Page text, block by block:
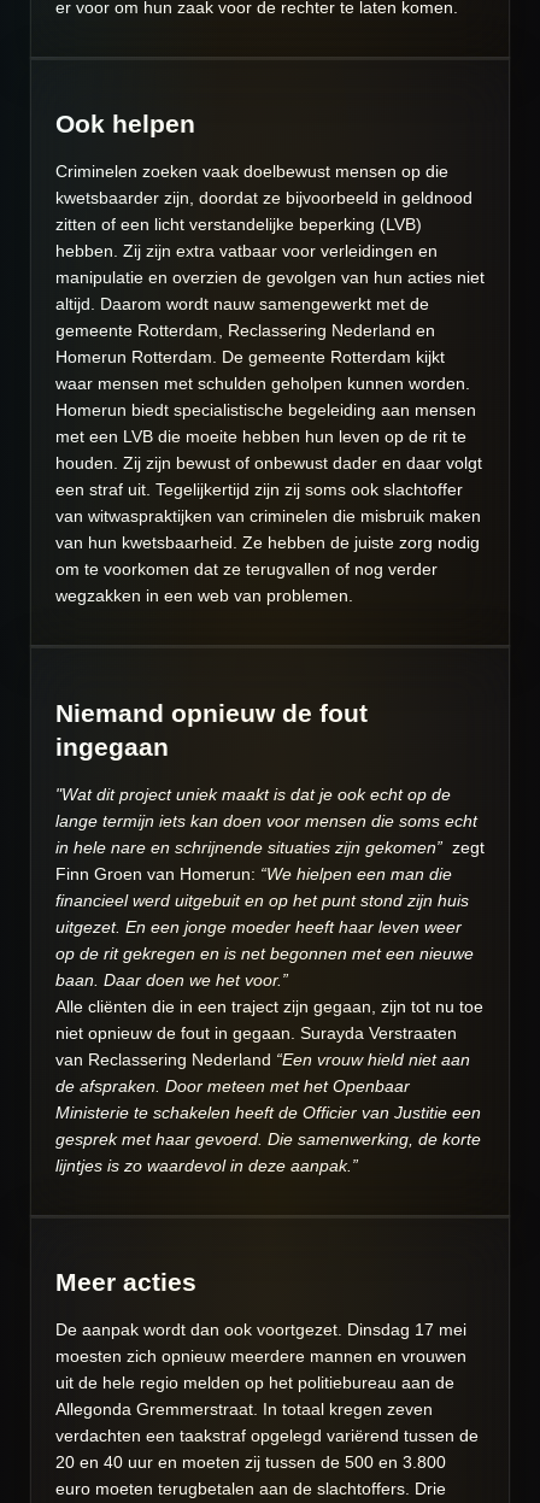
er voor om hun zaak voor de rechter te laten komen.
Ook helpen
Criminelen zoeken vaak doelbewust mensen op die
kwetsbaarder zijn, doordat ze bijvoorbeeld in geldnood
zitten of een licht verstandelijke beperking (LVB)
hebben. Zij zijn extra vatbaar voor verleidingen en
manipulatie en overzien de gevolgen van hun acties niet
altijd. Daarom wordt nauw samengewerkt met de
gemeente Rotterdam, Reclassering Nederland en
Homerun Rotterdam. De gemeente Rotterdam kijkt
waar mensen met schulden geholpen kunnen worden.
Homerun biedt specialistische begeleiding aan mensen
met een LVB die moeite hebben hun leven op de rit te
houden. Zij zijn bewust of onbewust dader en daar volgt
een straf uit. Tegelijkertijd zijn zij soms ook slachtoffer
van witwaspraktijken van criminelen die misbruik maken
van hun kwetsbaarheid. Ze hebben de juiste zorg nodig
om te voorkomen dat ze terugvallen of nog verder
wegzakken in een web van problemen.
Niemand opnieuw de fout
ingegaan
"Wat dit project uniek maakt is dat je ook echt op de
lange termijn iets kan doen voor mensen die soms echt
in hele nare en schrijnende situaties zijn gekomen” zegt
Finn Groen van Homerun: “We hielpen een man die
financieel werd uitgebuit en op het punt stond zijn huis
uitgezet. En een jonge moeder heeft haar leven weer
op de rit gekregen en is net begonnen met een nieuwe
baan. Daar doen we het voor.”
Alle cliënten die in een traject zijn gegaan, zijn tot nu toe
niet opnieuw de fout in gegaan. Surayda Verstraaten
van Reclassering Nederland “Een vrouw hield niet aan
de afspraken. Door meteen met het Openbaar
Ministerie te schakelen heeft de Officier van Justitie een
gesprek met haar gevoerd. Die samenwerking, de korte
lijntjes is zo waardevol in deze aanpak.”
Meer acties
De aanpak wordt dan ook voortgezet. Dinsdag 17 mei
moesten zich opnieuw meerdere mannen en vrouwen
uit de hele regio melden op het politiebureau aan de
Allegonda Gremmerstraat. In totaal kregen zeven
verdachten een taakstraf opgelegd variërend tussen de
20 en 40 uur en moeten zij tussen de 500 en 3.800
euro moeten terugbetalen aan de slachtoffers. Drie